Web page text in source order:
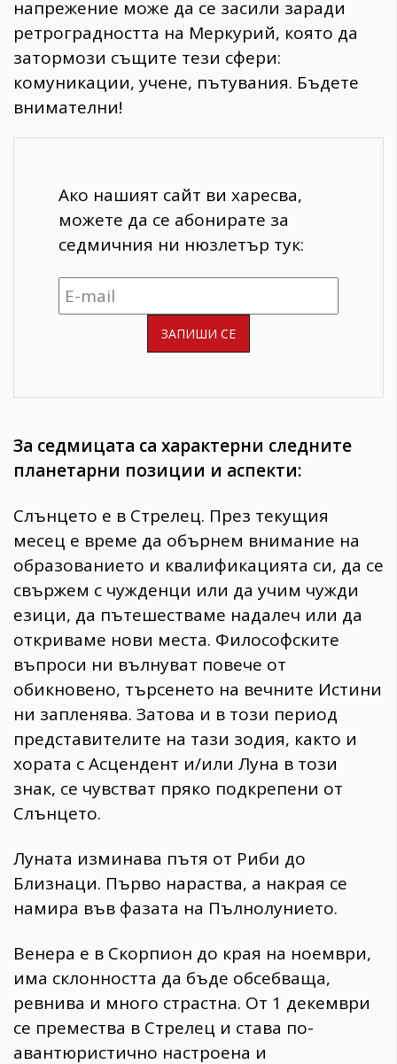
напрежение може да се засили заради
ретроградността на Меркурий, която да
затормози същите тези сфери:
комуникации, учене, пътувания. Бъдете
внимателни!
Ако нашият сайт ви харесва,
можете да се абонирате за
седмичния ни нюзлетър тук:
За седмицата са характерни следните
планетарни позиции и аспекти:
Слънцето е в Стрелец. През текущия
месец е време да обърнем внимание на
образованието и квалификацията си, да се
свържем с чужденци или да учим чужди
езици, да пътешестваме надалеч или да
откриваме нови места. Философските
въпроси ни вълнуват повече от
обикновено, търсенето на вечните Истини
ни запленява. Затова и в този период
представителите на тази зодия, както и
хората с Асцендент и/или Луна в този
знак, се чувстват пряко подкрепени от
Слънцето.
Луната изминава пътя от Риби до
Близнаци. Първо нараства, а накрая се
намира във фазата на Пълнолунието.
Венера е в Скорпион до края на ноември,
има склонността да бъде обсебваща,
ревнива и много страстна. От 1 декември
се премества в Стрелец и става по-
авантюристично настроена и